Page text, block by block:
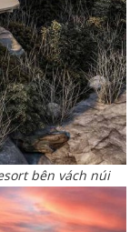
bên vách núi